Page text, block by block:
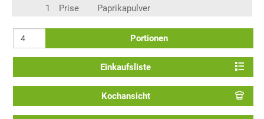
1
Prise Paprikapulver
Portionen
Einkaufsliste
Kochansicht